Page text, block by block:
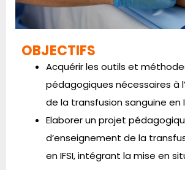
OBJECTIFS
Acquérir les outils et
pédagogiques nécessaires à
de la transfusion sanguine en
Elaborer un projet
d’enseignement de la
en IFSI, intégrant la mise en